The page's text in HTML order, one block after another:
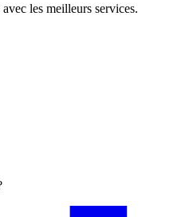
avec les meilleurs services.